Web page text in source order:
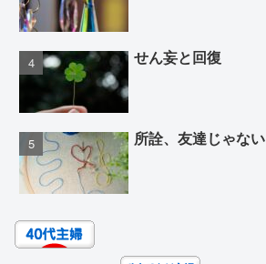
せん妄と回復
所詮、友達じゃない